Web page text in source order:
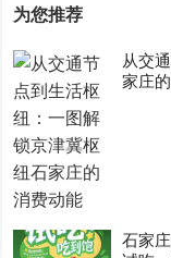
为您推荐
从交
家庄
石家